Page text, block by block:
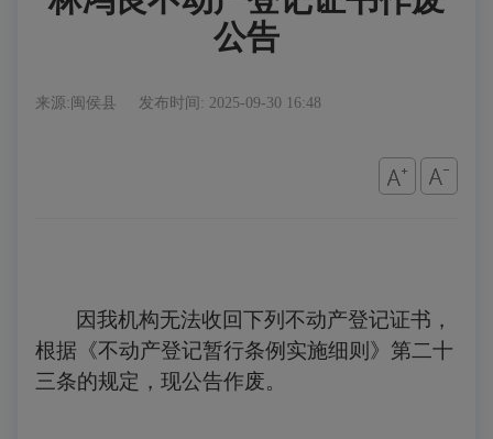
公告
来源:闽侯县 发布时间: 2025-09-30 16:48
因我机构无法收回下列不动产登记证书，
根据《不动产登记暂行条例实施细则》第二十
三条的规定，现公告作废。